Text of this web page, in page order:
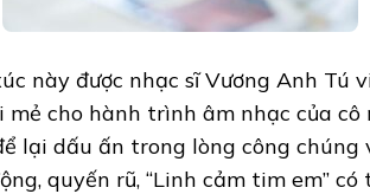
này được nhạc sĩ Vương Anh Tú
cho hành trình âm nhạc của cô
lại dấu ấn trong lòng công chúng
quyến rũ, “Linh cảm tim em” có